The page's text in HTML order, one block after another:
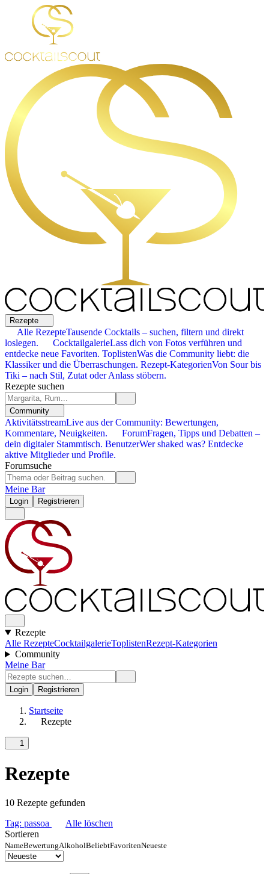
Rezepte
Alle RezepteTausende Cocktails – suchen, filtern und direkt
loslegen.
CocktailgalerieLass dich von Fotos verführen und
entdecke neue Favoriten. ToplistenWas die Community liebt: die
Klassiker und die Überraschungen. Rezept-KategorienVon Sour bis
Tiki – nach Stil, Zutat oder Anlass stöbern.
Rezepte suchen
Community
AktivitätsstreamLive aus der Community: Bewertungen,
Kommentare, Neuigkeiten.
ForumFragen, Tipps und Debatten –
dein digitaler Stammtisch. BenutzerWer shaked was? Entdecke
aktive Mitglieder und Profile.
Forumsuche
Meine Bar
Login Registrieren
Rezepte
Alle RezepteCocktailgalerieToplistenRezept-Kategorien
Community
Meine Bar
Login Registrieren
Startseite
Rezepte
1
Rezepte
10 Rezepte gefunden
Tag: passoa
Alle löschen
Sortieren
NameBewertungAlkoholBeliebtFavoritenNeueste